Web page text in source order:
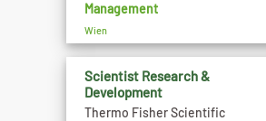
Management
Wien
Scientist Research &
Development
Thermo Fisher Scientific